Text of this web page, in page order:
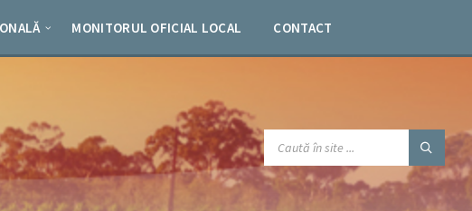
MONITORUL OFICIAL LOCAL CONTACT
SEARCH: